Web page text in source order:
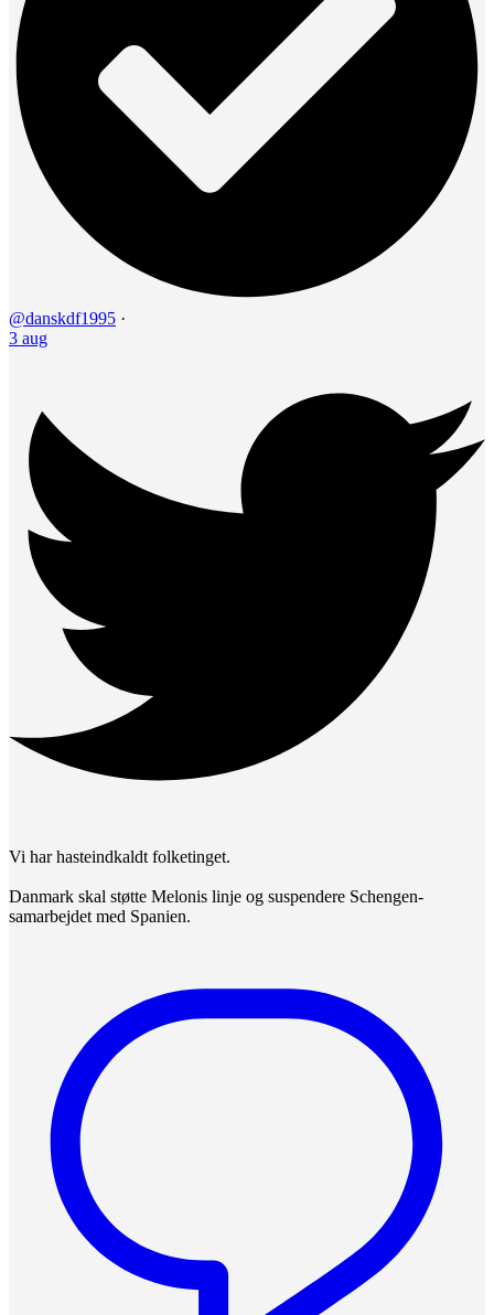
@danskdf1995 ·
3 aug
Vi har hasteindkaldt folketinget.
Danmark skal støtte Melonis linje og suspendere Schengen-
samarbejdet med Spanien.